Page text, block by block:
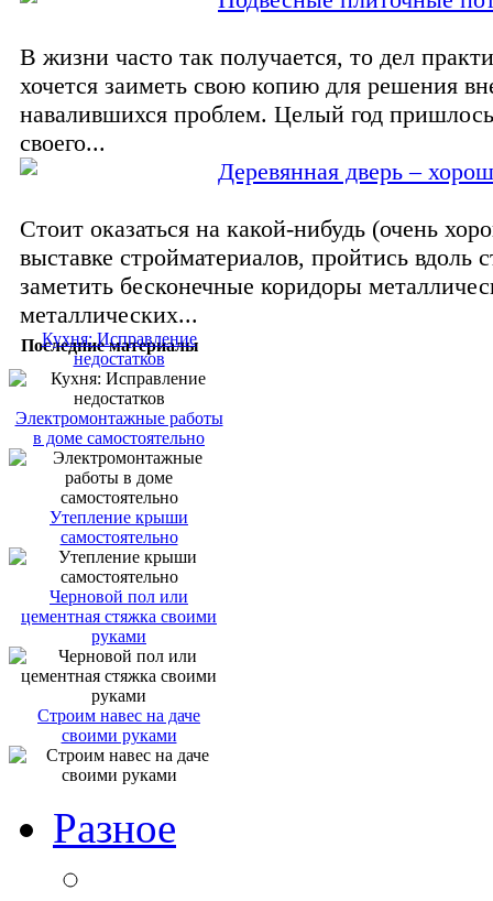
В жизни часто так получается, то дел
хочется заиметь свою копию для решения
навалившихся проблем. Целый год пришлось
своего...
Деревянная дверь –
Стоит оказаться на какой-нибудь (очень
выставке стройматериалов, пройтись вдоль
заметить бесконечные коридоры
металлических...
Последние материалы
Кухня: Исправление
недостатков
Электромонтажные работы
в доме самостоятельно
Утепление крыши
самостоятельно
Черновой пол или
цементная стяжка своими
руками
Строим навес на даче
своими руками
Разное